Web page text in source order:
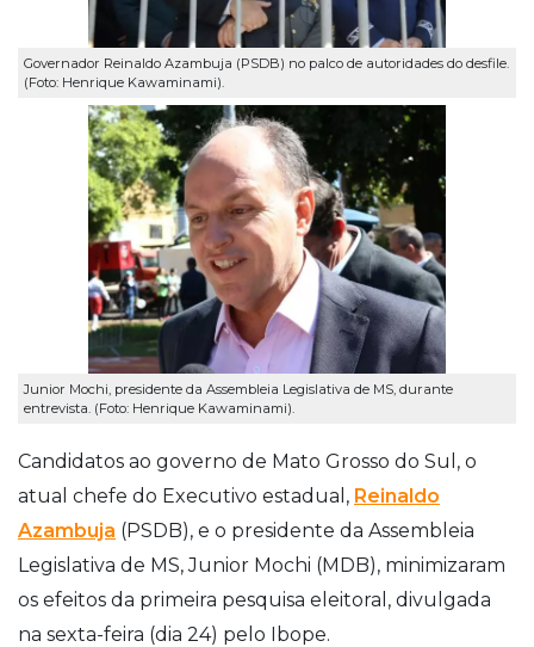
Governador Reinaldo Azambuja (PSDB) no palco de autoridades do desfile.
(Foto: Henrique Kawaminami).
Junior Mochi, presidente da Assembleia Legislativa de MS, durante
entrevista. (Foto: Henrique Kawaminami).
Candidatos ao governo de Mato Grosso do Sul, o
atual chefe do Executivo estadual, Reinaldo
Azambuja (PSDB), e o presidente da Assembleia
Legislativa de MS, Junior Mochi (MDB), minimizaram
os efeitos da primeira pesquisa eleitoral, divulgada
na sexta-feira (dia 24) pelo Ibope.